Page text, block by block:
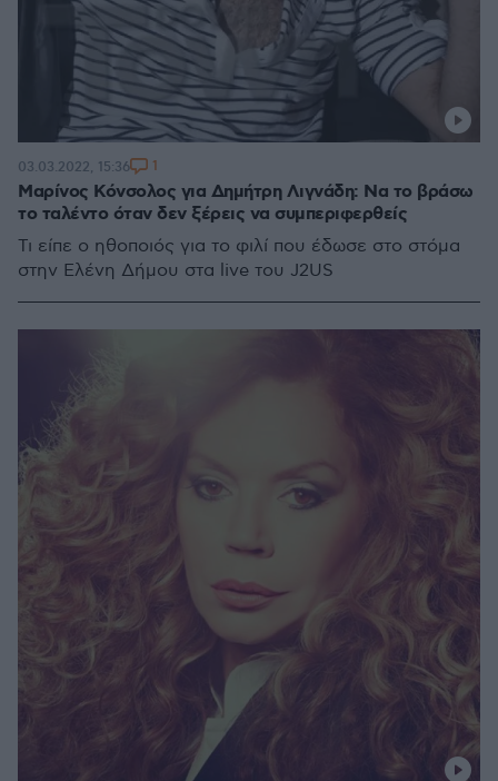
Μαρίνος Κόνσολος για Δημήτρη Λιγνάδη: Να το βράσω
το ταλέντο όταν δεν ξέρεις να συμπεριφερθείς
Τι είπε ο ηθοποιός για το φιλί που έδωσε στο στόμα
στην Ελένη Δήμου στα live του J2US
03.03.2022, 15:36 1